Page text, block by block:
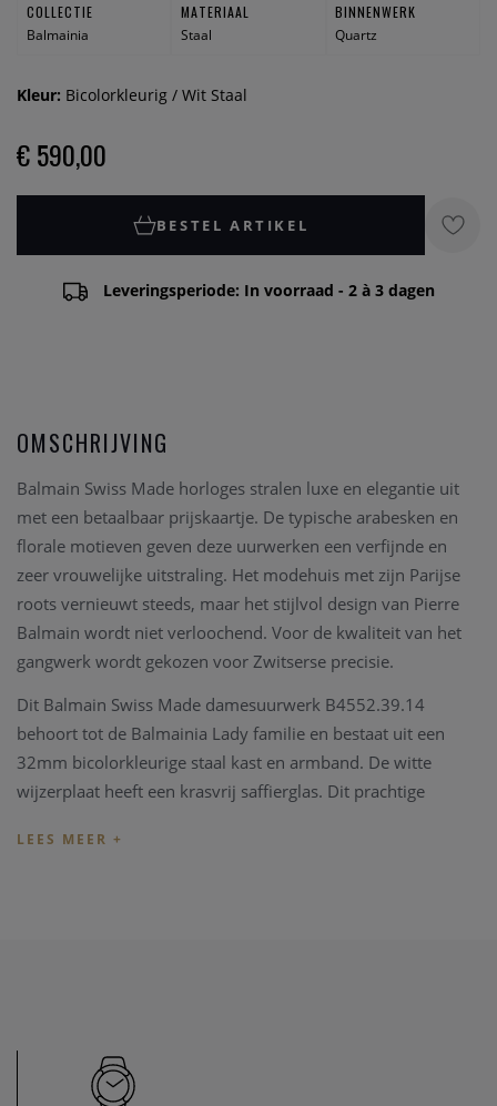
COLLECTIE
Balmainia
MATERIAAL
Staal
BINNENWERK
Quartz
Kleur: Bicolorkleurig / Wit Staal
€ 590,00
BESTEL ARTIKEL
Leveringsperiode: In voorraad - 2 à 3 dagen
OMSCHRIJVING
Balmain Swiss Made horloges stralen luxe en elegantie uit
met een betaalbaar prijskaartje. De typische arabesken en
florale motieven geven deze uurwerken een verfijnde en
zeer vrouwelijke uitstraling. Het modehuis met zijn Parijse
roots vernieuwt steeds, maar het stijlvol design van Pierre
Balmain wordt niet verloochend. Voor de kwaliteit van het
gangwerk wordt gekozen voor Zwitserse precisie.
Dit Balmain Swiss Made damesuurwerk B4552.39.14
behoort tot de Balmainia Lady familie en bestaat uit een
32mm bicolorkleurige staal kast en armband. De witte
wijzerplaat heeft een krasvrij saffierglas. Dit prachtige
waterdicht.
Zo kunnen ook wisselstukken besteld worden zoals bv een
nieuwe armband voor het horloge.